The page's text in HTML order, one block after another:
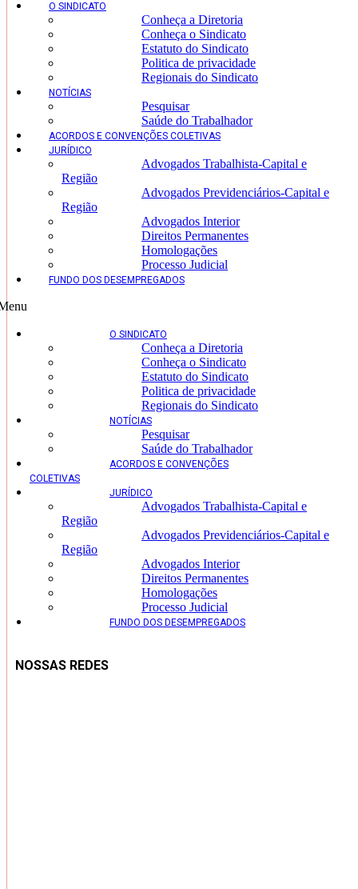
O SINDICATO
Conheça a Diretoria
Conheça o Sindicato
Estatuto do Sindicato
Politica de privacidade
Regionais do Sindicato
NOTÍCIAS
Pesquisar
Saúde do Trabalhador
ACORDOS E CONVENÇÕES COLETIVAS
JURÍDICO
Advogados Trabalhista-Capital e
Região
Advogados Previdenciários-Capital e
Região
Advogados Interior
Direitos Permanentes
Homologações
Processo Judicial
FUNDO DOS DESEMPREGADOS
O SINDICATO
Conheça a Diretoria
Conheça o Sindicato
Estatuto do Sindicato
Politica de privacidade
Regionais do Sindicato
NOTÍCIAS
Pesquisar
Saúde do Trabalhador
ACORDOS E CONVENÇÕES
COLETIVAS
JURÍDICO
Advogados Trabalhista-Capital e
Região
Advogados Previdenciários-Capital e
Região
Advogados Interior
Direitos Permanentes
Homologações
Processo Judicial
FUNDO DOS DESEMPREGADOS
NOSSAS REDES